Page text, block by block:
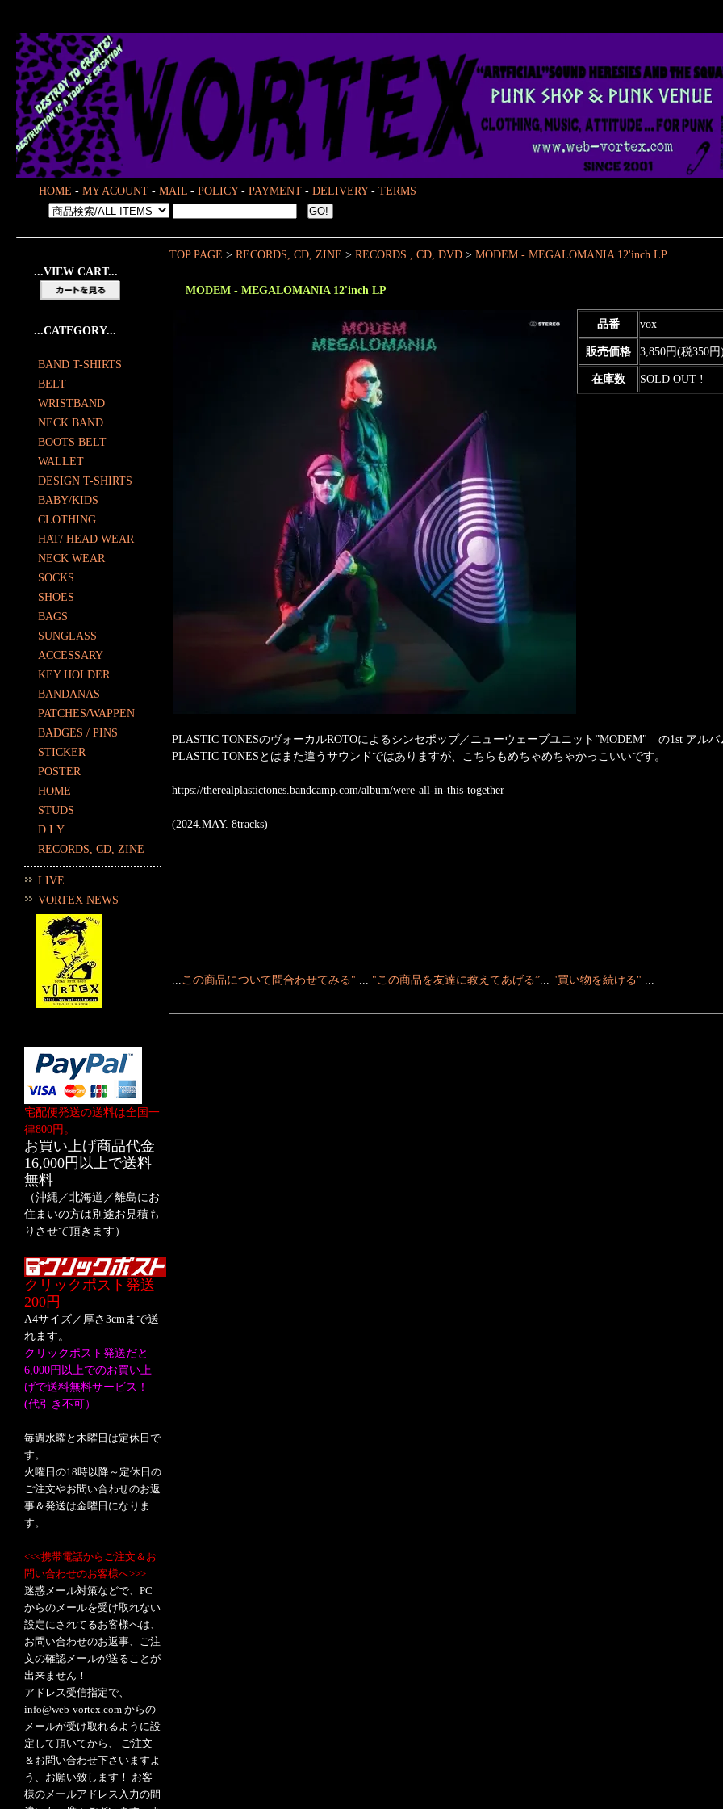
HOME - MY ACOUNT - MAIL - POLICY- PAYMENT - DELIVERY- TERMS
...VIEW CART...
...CATEGORY...
BAND T-SHIRTS
BELT
WRISTBAND
NECK BAND
BOOTS BELT
WALLET
DESIGN T-SHIRTS
BABY/KIDS
CLOTHING
HAT/ HEAD WEAR
NECK WEAR
SOCKS
SHOES
BAGS
SUNGLASS
ACCESSARY
KEY HOLDER
BANDANAS
PATCHES/WAPPEN
BADGES / PINS
STICKER
POSTER
HOME
STUDS
D.I.Y
RECORDS, CD, ZINE
LIVE
VORTEX NEWS
宅配便発送の送料は全国一
律800円。
お買い上げ商品代金
16,000円以上で送料
無料
（沖縄／北海道／離島にお
住まいの方は別途お見積も
りさせて頂きます）
クリックポスト発送
200円
A4サイズ／厚さ3cmまで送
れます。
クリックポスト発送だと
6,000円以上でのお買い上
げで送料無料サービス！
(代引き不可）
毎週水曜と木曜日は定休日で
す。
火曜日の18時以降～定休日の
ご注文やお問い合わせのお返
事＆発送は金曜日になりま
す。
<<<携帯電話からご注文＆お
問い合わせのお客様へ>>>
迷惑メール対策などで、PC
からのメールを受け取れない
設定にされてるお客様へは、
お問い合わせのお返事、ご注
文の確認メールが送ることが
出来ません！
アドレス受信指定で、
info@web-vortex.com からの
メールが受け取れるように設
定して頂いてから、 ご注文
＆お問い合わせ下さいますよ
う、お願い致します！ お客
様のメールアドレス入力の間
TOP PAGE > RECORDS, CD, ZINE > RECORDS , CD, DVD > MODEM - MEGALOMANIA 12'inch LP
MODEM - MEGALOMANIA 12'inch LP
品番 vox
販売価格 3,850円(税350円
在庫数 SOLD OUT !
PLASTIC TONESのヴォーカルROTOによるシンセポップ／ニューウェーブユニット”MODEM" の1st アルバ
PLASTIC TONESとはまた違うサウンドではありますが、こちらもめちゃめちゃかっこいいです。
https://therealplastictones.bandcamp.com/album/were-all-in-this-together
(2024.MAY. 8tracks)
...この商品について問合わせてみる" ... "この商品を友達に教えてあげる”... "買い物を続ける" ...